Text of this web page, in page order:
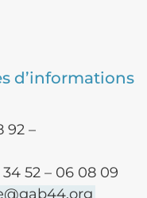
d’informations
92 –
52 – 06 08 09